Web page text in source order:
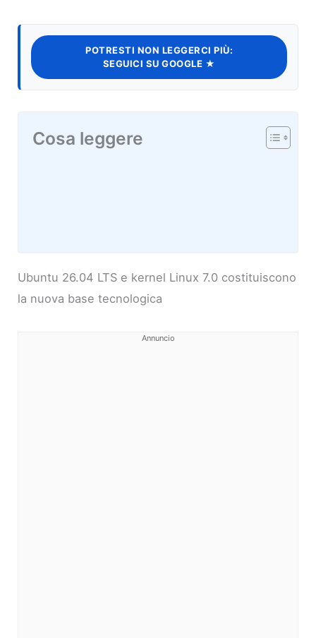
POTRESTI NON LEGGERCI PIÙ:
SEGUICI SU GOOGLE ★
Cosa leggere
Ubuntu 26.04 LTS e kernel Linux 7.0 costituiscono
la nuova base tecnologica
Annuncio